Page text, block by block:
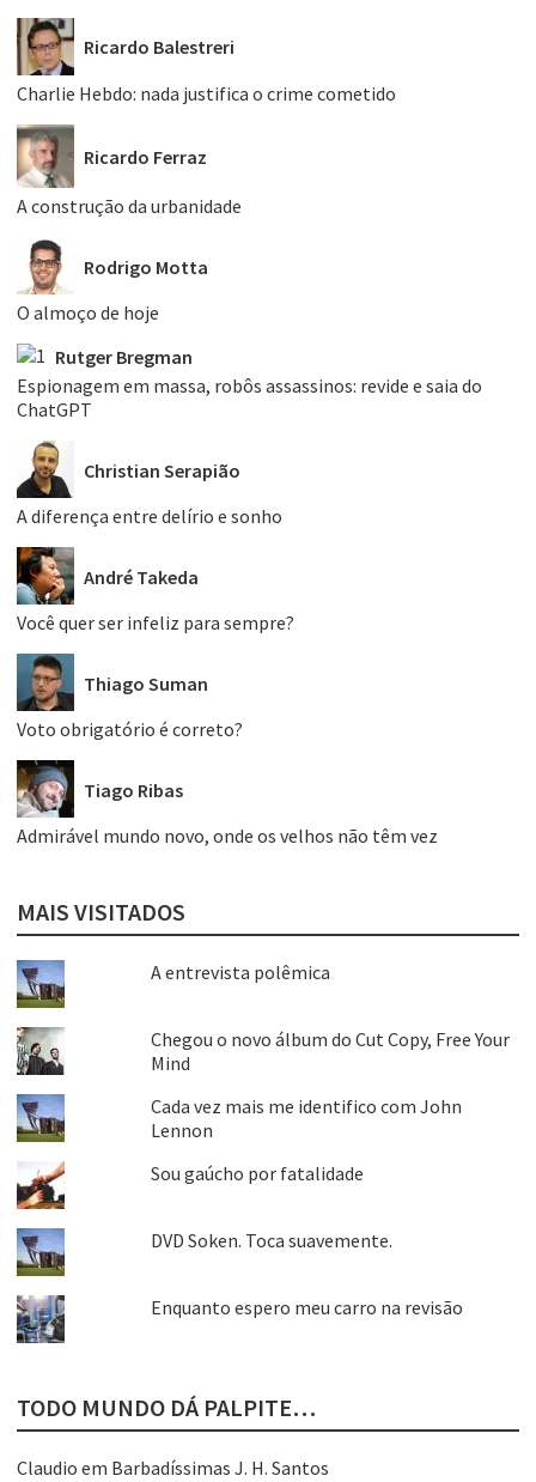
Ricardo Balestreri
Charlie Hebdo: nada justifica o crime cometido
Ricardo Ferraz
A construção da urbanidade
Rodrigo Motta
O almoço de hoje
Rutger Bregman
Espionagem em massa, robôs assassinos: revide e saia do
ChatGPT
Christian Serapião
A diferença entre delírio e sonho
André Takeda
Você quer ser infeliz para sempre?
Thiago Suman
Voto obrigatório é correto?
Tiago Ribas
Admirável mundo novo, onde os velhos não têm vez
MAIS VISITADOS
A entrevista polêmica
Chegou o novo álbum do Cut Copy, Free Your
Mind
Cada vez mais me identifico com John
Lennon
Sou gaúcho por fatalidade
DVD Soken. Toca suavemente.
Enquanto espero meu carro na revisão
TODO MUNDO DÁ PALPITE…
Claudio em Barbadíssimas J. H. Santos